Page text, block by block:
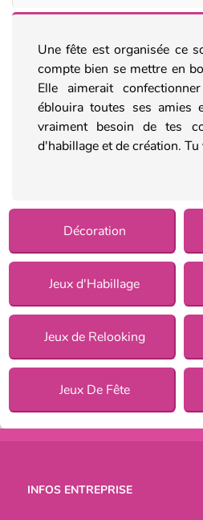
Une fête est organisée ce
compte bien se mettre en
Elle aimerait
éblouira toutes ses amies
vraiment besoin de tes
d'habillage et de création.
Décoration
Jeux d'Habillage
Jeux de Relooking
Jeux De Fête
INFOS ENTREPRISE